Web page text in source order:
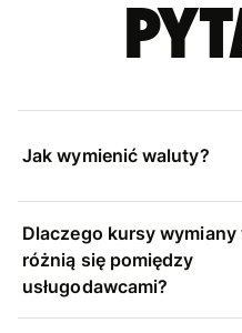
Jak wymienić waluty?
Dlaczego kursy wymiany
różnią się pomiędzy
usługodawcami?